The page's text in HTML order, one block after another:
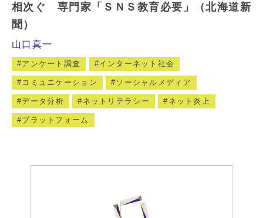
相次ぐ 専門家「ＳＮＳ教育必要」（北海道新
聞）
山口真一
アンケート調査 インターネット社会
コミュニケーション ソーシャルメディア
データ分析 ネットリテラシー ネット炎上
プラットフォーム